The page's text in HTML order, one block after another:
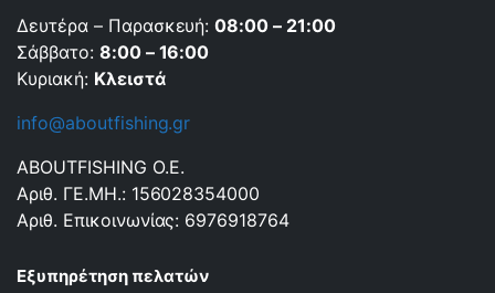
Δευτέρα – Παρασκευή:08:00 – 21:00
Σάββατο: 8:00 – 16:00
Κυριακή: Κλειστά
info@aboutfishing.gr
ABOUTFISHING Ο.Ε.
Αριθ. ΓΕ.ΜΗ.: 156028354000
Αριθ. Επικοινωνίας: 6976918764
Εξυπηρέτηση πελατών